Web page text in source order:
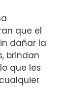
que el
dañar la
brindan
que les